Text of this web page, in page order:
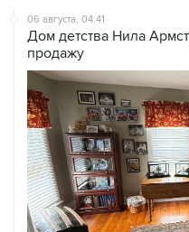
06 августа, 04:41
Дом детства Нила
продажу